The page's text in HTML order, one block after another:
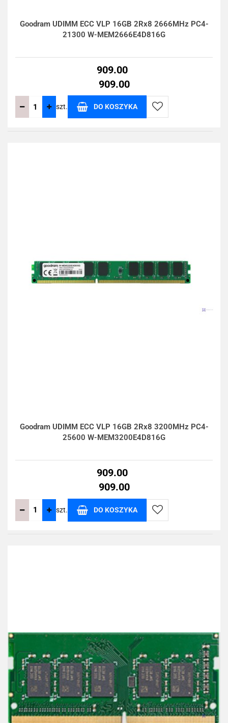
Goodram UDIMM ECC VLP 16GB 2Rx8 2666MHz PC4-
21300 W-MEM2666E4D816G
909.00
909.00
szt. DO KOSZYKA
Do
Goodram UDIMM ECC VLP 16GB 2Rx8 3200MHz PC4-
25600 W-MEM3200E4D816G
909.00
909.00
szt. DO KOSZYKA
Do